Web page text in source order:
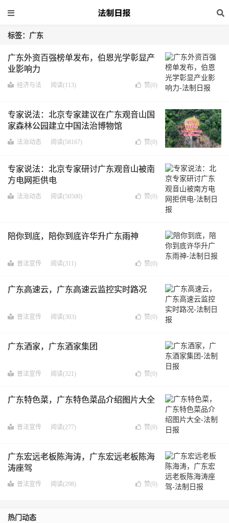
标签：广东
广东外资百强榜单发布，伯恩光学彰显产
业影响力
经济与法 阅读(113) 赞(0)
专家说法：北京专家建议在广东观音山国
家森林公园建立中国法治博物馆
法治动态 阅读(58167) 赞(0)
专家说法：北京专家研讨广东观音山被南
方电网拒供电
法治动态 阅读(50500) 赞(0)
陪你到底，陪你到底许华升广东雨神
普法宣传 阅读(311) 赞(0)
广东高速云，广东高速云监控实时路况
普法宣传 阅读(303) 赞(0)
广东酒家，广东酒家集团
普法宣传 阅读(321) 赞(0)
广东特色菜，广东特色菜品介绍图片大全
普法宣传 阅读(277) 赞(0)
广东宏远老板陈海涛，广东宏远老板陈海
涛座驾
普法宣传 阅读(298) 赞(0)
热门动态